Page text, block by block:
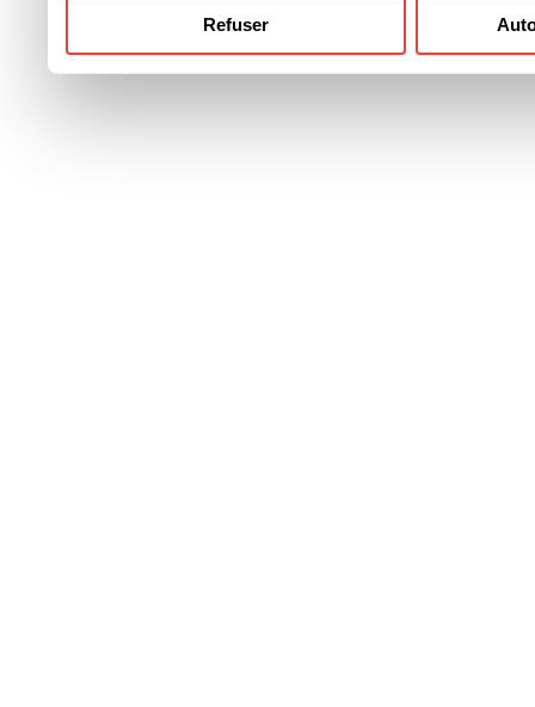
Refuser